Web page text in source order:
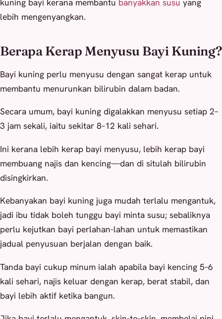
kuning bayi kerana membantu banyakkan susu yang
lebih mengenyangkan.
Berapa Kerap Menyusu Bayi Kuning?
Bayi kuning perlu menyusu dengan sangat kerap untuk
membantu menurunkan bilirubin dalam badan.
Secara umum, bayi kuning digalakkan menyusu setiap 2–
3 jam sekali, iaitu sekitar 8–12 kali sehari.
Ini kerana lebih kerap bayi menyusu, lebih kerap bayi
membuang najis dan kencing—dan di situlah bilirubin
disingkirkan.
Kebanyakan bayi kuning juga mudah terlalu mengantuk,
jadi ibu tidak boleh tunggu bayi minta susu; sebaliknya
perlu kejutkan bayi perlahan-lahan untuk memastikan
jadual penyusuan berjalan dengan baik.
Tanda bayi cukup minum ialah apabila bayi kencing 5–6
kali sehari, najis keluar dengan kerap, berat stabil, dan
bayi lebih aktif ketika bangun.